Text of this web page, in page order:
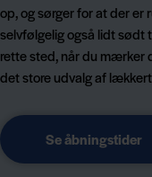
op, og sørger for at der
selvfølgelig også lidt sødt
rette sted, når du mærker
det store udvalg af
Se åbningstider